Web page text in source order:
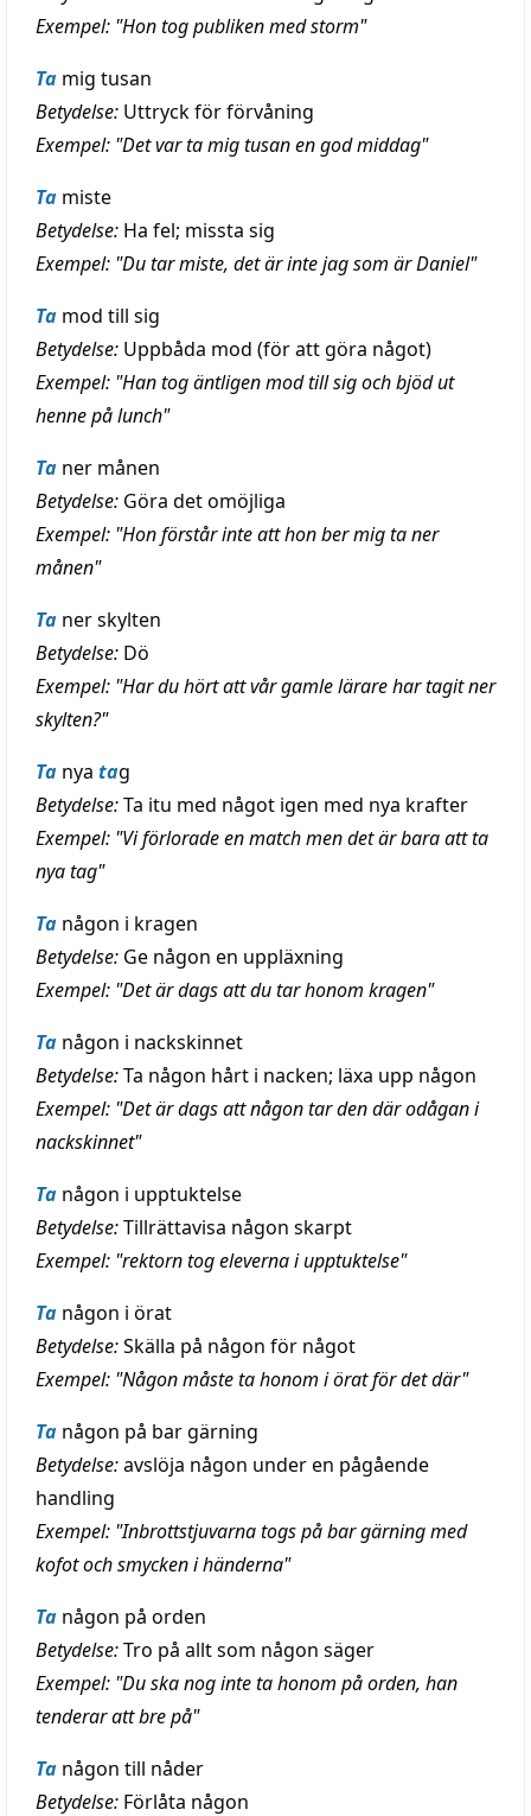
Exempel: "Hon tog publiken med storm"
Ta mig tusan
Betydelse: Uttryck för förvåning
Exempel: "Det var ta mig tusan en god middag"
Ta miste
Betydelse: Ha fel; missta sig
Exempel: "Du tar miste, det är inte jag som är Daniel"
Ta mod till sig
Betydelse: Uppbåda mod (för att göra något)
Exempel: "Han tog äntligen mod till sig och bjöd ut
henne på lunch"
Ta ner månen
Betydelse: Göra det omöjliga
Exempel: "Hon förstår inte att hon ber mig ta ner
månen"
Ta ner skylten
Betydelse: Dö
Exempel: "Har du hört att vår gamle lärare har tagit ner
skylten?"
Ta nya tag
Betydelse:Ta itu med något igen med nya krafter
Exempel: "Vi förlorade en match men det är bara att ta
nya tag"
Ta någon i kragen
Betydelse: Ge någon en uppläxning
Exempel: "Det är dags att du tar honom kragen"
Ta någon i nackskinnet
Betydelse:Ta någon hårt i nacken; läxa upp någon
Exempel: "Det är dags att någon tar den där odågan i
nackskinnet"
Ta någon i upptuktelse
Betydelse:Tillrättavisa någon skarpt
Exempel: "rektorn tog eleverna i upptuktelse"
Ta någon i örat
Betydelse:Skälla på någon för något
Exempel: "Någon måste ta honom i örat för det där"
Ta någon på bar gärning
Betydelse:avslöja någon under en pågående
handling
Exempel: "Inbrottstjuvarna togs på bar gärning med
kofot och smycken i händerna"
Ta någon på orden
Betydelse:Tro på allt som någon säger
Exempel: "Du ska nog inte ta honom på orden, han
tenderar att bre på"
Ta någon till nåder
Betydelse: Förlåta någon